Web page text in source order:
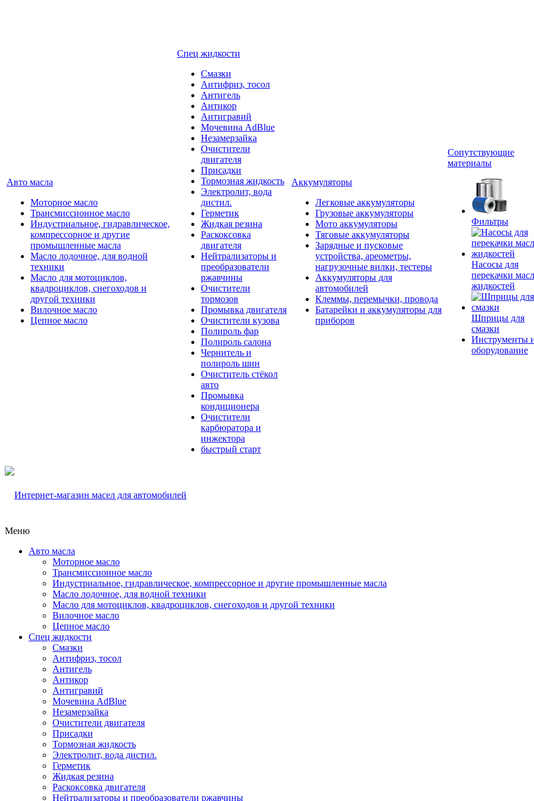
Авто масла
Моторное масло
Трансмиссионное масло
Индустриальное, гидравлическое,
компрессорное и другие
промышленные масла
Масло лодочное, для водной
техники
Масло для мотоциклов,
квадроциклов, снегоходов и
другой техники
Вилочное масло
Цепное масло
Спец жидкости
Смазки
Антифриз, тосол
Антигель
Антикор
Антигравий
Мочевина AdBlue
Незамерзайка
Очистители
двигателя
Присадки
Тормозная жидкость
Электролит, вода
дистил.
Герметик
Жидкая резина
Раскоксовка
двигателя
Нейтрализаторы и
преобразователи
ржавчины
Очистители
тормозов
Промывка двигателя
Очистители кузова
Полироль фар
Полироль салона
Чернитель и
полироль шин
Очиститель стёкол
авто
Промывка
кондиционера
Очистители
карбюратора и
инжектора
быстрый старт
Аккумуляторы
Легковые аккумуляторы
Грузовые аккумуляторы
Мото аккумуляторы
Тяговые аккумуляторы
Зарядные и пусковые
устройства, ареометры,
нагрузочные вилки, тестеры
Аккумуляторы для
автомобилей
Клеммы, перемычки, провода
Батарейки и аккумуляторы для
приборов
Сопутствующие
материалы
Фильтры
Насосы для
перекачки
жидкостей
Шприцы для
смазки
Инструменты
оборудование
Меню
Авто масла
Моторное масло
Трансмиссионное масло
Индустриальное, гидравлическое, компрессорное и другие промышленные масла
Масло лодочное, для водной техники
Масло для мотоциклов, квадроциклов, снегоходов и другой техники
Вилочное масло
Цепное масло
Спец жидкости
Смазки
Антифриз, тосол
Антигель
Антикор
Антигравий
Мочевина AdBlue
Незамерзайка
Очистители двигателя
Присадки
Тормозная жидкость
Электролит, вода дистил.
Герметик
Жидкая резина
Раскоксовка двигателя
Нейтрализаторы и преобразователи ржавчины